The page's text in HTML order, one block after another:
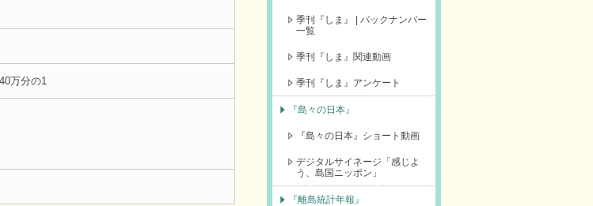
万分の1
季刊『しま』 | バックナンバー
一覧
季刊『しま』関連動画
季刊『しま』アンケート
『島々の日本』
『島々の日本』ショート動画
デジタルサイネージ「感じよ
う、島国ニッポン」
『離島統計年報』